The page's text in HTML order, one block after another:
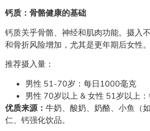
钙质：骨骼健康的基础
钙质关乎骨骼、神经和肌肉功能。摄入
和骨折风险增加，尤其是更年期后女性。
推荐摄入量：
男性 51-70岁：每日1000毫克
男性 70岁以上 & 女性 51岁以上
优质来源： 牛奶、酸奶、奶酪、小鱼（
仁、钙强化饮品。